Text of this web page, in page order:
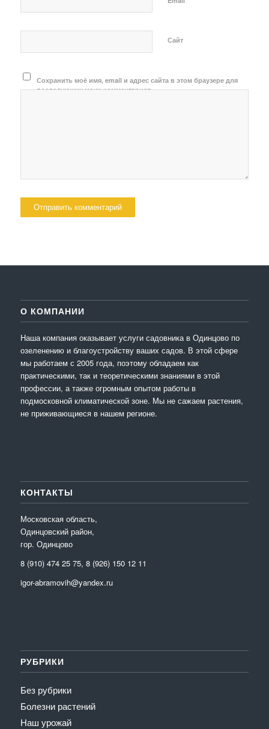
Сайт
Сохранить моё имя, email и адрес сайта в этом браузере для
последующих моих комментариев.
О КОМПАНИИ
Наша компания оказывает услуги садовника в Одинцово по
озеленению и благоустройству ваших садов. В этой сфере
мы работаем с 2005 года, поэтому обладаем как
практическими, так и теоретическими знаниями в этой
профессии, а также огромным опытом работы в
подмосковной климатической зоне. Мы не сажаем растения,
не приживающиеся в нашем регионе.
КОНТАКТЫ
Московская область,
Одинцовский район,
гор. Одинцово
8 (910) 474 25 75, 8 (926) 150 12 11
igor-abramovih@yandex.ru
РУБРИКИ
Без рубрики
Болезни растений
Наш урожай